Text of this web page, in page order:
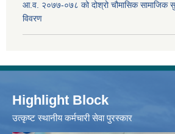
आ.व. २०७७-०७८ को दोश्रो चौमासिक सामाजिक
विवरण
Highlight Block
उत्‍कृष्ट स्थानीय कर्मचारी सेवा पुरस्कार